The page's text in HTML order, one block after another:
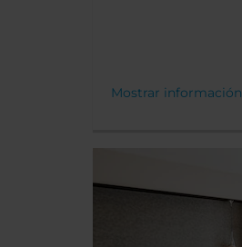
Mostrar información